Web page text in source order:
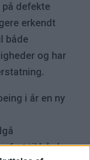
defekte
erkendt
både
og har
i år en ny
ført til hård